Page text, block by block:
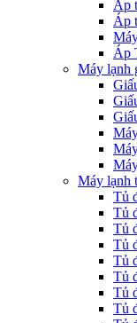
Áp
Áp
Áp
Máy lạnh
Máy lạnh
Tủ
Tủ
Tủ
Tủ
Tủ
Tủ
Tủ
Tủ